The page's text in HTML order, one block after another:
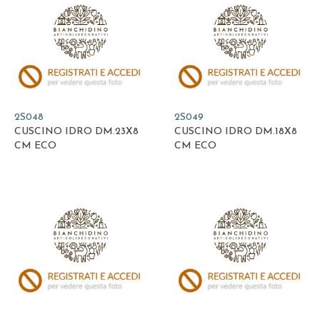
2S048
CUSCINO IDRO DM.23X8
CM ECO
2S049
CUSCINO IDRO DM.18X8
CM ECO